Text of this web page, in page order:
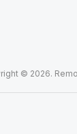
© 2026.